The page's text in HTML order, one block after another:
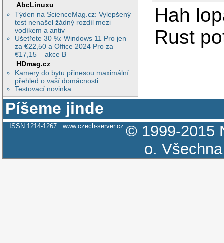
AbcLinuxu
Týden na ScienceMag.cz: Vylepšený
test nenašel žádný rozdíl mezi
vodíkem a antiv
Ušetřete 30 %: Windows 11 Pro jen
za €22,50 a Office 2024 Pro za
€17,15 – akce B
HDmag.cz
Kamery do bytu přinesou maximální
přehled o vaší domácnosti
Testovací novinka
Hah
Rust
Píšeme jinde
ISSN 1214-1267 www.czech-server.cz © 1999-2015
o.